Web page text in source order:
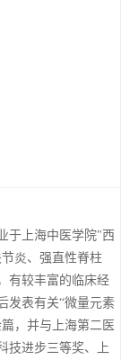
于上海中医学院"西
炎、强直性脊柱
有较丰富的临床经
发表有关“微量元素
，并与上海第二医
技进步三等奖、上